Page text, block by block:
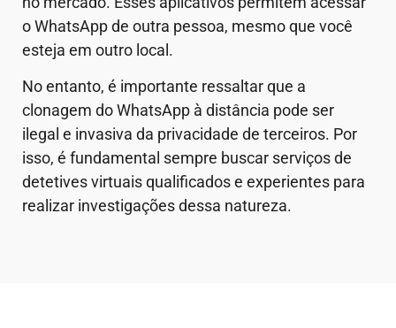
o WhatsApp de outra pessoa, mesmo que você
esteja em outro local.
No entanto, é importante ressaltar que a
clonagem do WhatsApp à distância pode ser
ilegal e invasiva da privacidade de terceiros. Por
isso, é fundamental sempre buscar serviços de
detetives virtuais qualificados e experientes para
realizar investigações dessa natureza.